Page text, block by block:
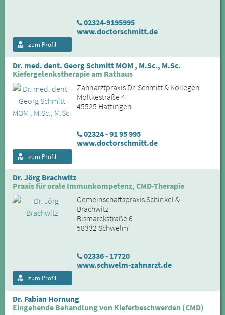
02324-9195995
www.doctorschmitt.de
zum Profil
Dr. med. dent. Georg Schmitt MOM , M.Sc., M.Sc.
Kiefergelenkstherapie am Rathaus
Zahnarztpraxis Dr. Schmitt & Kollegen
Moltkestraße 4
45525 Hattingen
02324 - 91 95 995
www.doctorschmitt.de
zum Profil
Dr. Jörg Brachwitz
Praxis für orale Immunkompetenz, CMD-Therapie
Gemeinschaftspraxis Schinkel &
Brachwitz
Bismarckstraße 6
58332 Schwelm
02336 - 17720
www.schwelm-zahnarzt.de
zum Profil
Dr. Fabian Hornung
Eingehende Behandlung von Kieferbeschwerden (CMD)